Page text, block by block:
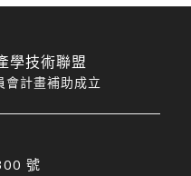
學技術聯盟
會計畫補助成立
號